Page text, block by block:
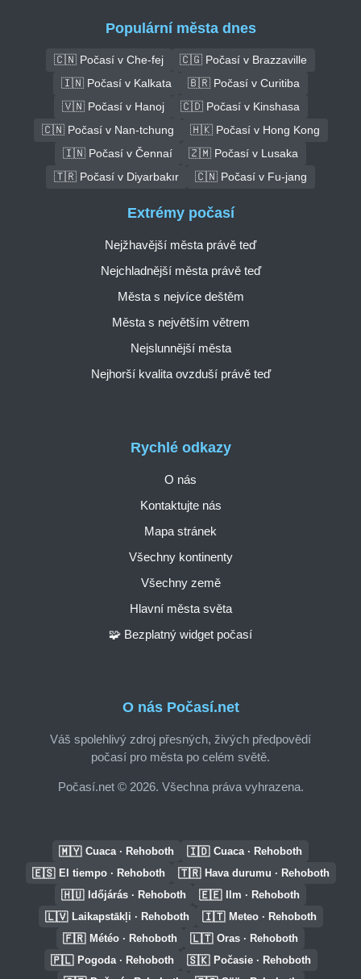
Populární města dnes
🇨🇳 Počasí v Che-fej
🇨🇬 Počasí v Brazzaville
🇮🇳 Počasí v Kalkata
🇧🇷 Počasí v Curitiba
🇻🇳 Počasí v Hanoj
🇨🇩 Počasí v Kinshasa
🇨🇳 Počasí v Nan-tchung
🇭🇰 Počasí v Hong Kong
🇮🇳 Počasí v Čennaí
🇿🇲 Počasí v Lusaka
🇹🇷 Počasí v Diyarbakır
🇨🇳 Počasí v Fu-jang
O nás Počasí.net
Váš spolehlivý zdroj přesných, živých předpovědí
počasí pro města po celém světě.
Počasí.net © 2026. Všechna práva vyhrazena.
Rychlé odkazy
O nás
Kontaktujte nás
Mapa stránek
Všechny kontinenty
Všechny země
Hlavní města světa
🧩 Bezplatný widget počasí
Extrémy počasí
Nejžhavější města právě teď
Nejchladnější města právě teď
Města s nejvíce deštěm
Města s největším větrem
Nejslunnější města
Nejhorší kvalita ovzduší právě teď
🇲🇾 Cuaca · Rehoboth 🇮🇩 Cuaca · Rehoboth
🇪🇸 El tiempo · Rehoboth 🇹🇷 Hava durumu · Rehoboth
🇭🇺 Időjárás · Rehoboth 🇪🇪 Ilm · Rehoboth
🇱🇻 Laikapstākļi · Rehoboth 🇮🇹 Meteo · Rehoboth
🇫🇷 Météo · Rehoboth 🇱🇹 Oras · Rehoboth
🇵🇱 Pogoda · Rehoboth 🇸🇰 Počasie · Rehoboth